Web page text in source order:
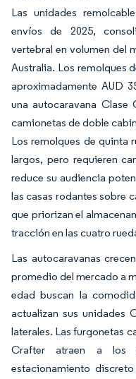
Las unidades
envíos de 2025,
vertebral en volumen del
Australia. Los remolques
aproximadamente AUD
una autocaravana
camionetas de doble
Los remolques de quinta
largos, pero requieren
reduce su audiencia
las casas rodantes sobre
que priorizan el
tracción en las cuatro
Las autocaravanas
promedio del mercado a
edad buscan la
actualizan sus unidades
laterales. Las furgonetas
Crafter atraen a los
estacionamiento